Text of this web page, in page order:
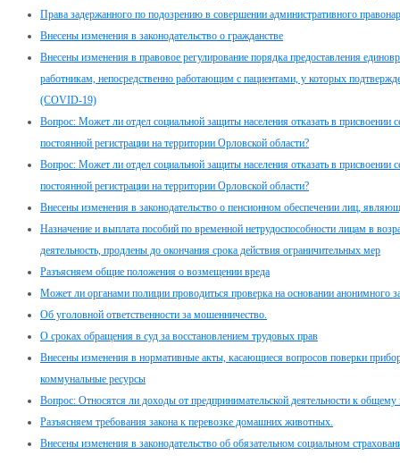
Права задержанного по подозрению в совершении административного
Внесены изменения в законодательство о гражданстве
Внесены изменения в правовое регулирование порядка предоставления
работникам, непосредственно работающим с пациентами, у которых
(COVID-19)
Вопрос: Может ли отдел социальной защиты населения отказать в присвоении
постоянной регистрации на территории Орловской области?
Вопрос: Может ли отдел социальной защиты населения отказать в присвоении
постоянной регистрации на территории Орловской области?
Внесены изменения в законодательство о пенсионном обеспечении лиц,
Назначение и выплата пособий по временной нетрудоспособности лицам в
деятельность, продлены до окончания срока действия ограничительных мер
Разъясняем общие положения о возмещении вреда
Может ли органами полиции проводиться проверка на основании анонимного
Об уголовной ответственности за мошенничество.
О сроках обращения в суд за восстановлением трудовых прав
Внесены изменения в нормативные акты, касающиеся вопросов поверки
коммунальные ресурсы
Вопрос: Относятся ли доходы от предпринимательской деятельности к
Разъясняем требования закона к перевозке домашних животных.
Внесены изменения в законодательство об обязательном социальном